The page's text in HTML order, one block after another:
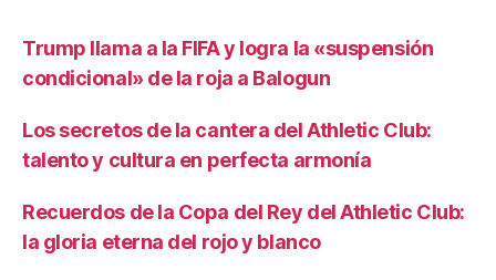
Trump llama a la FIFA y logra la «suspensión
condicional» de la roja a Balogun
Los secretos de la cantera del Athletic Club:
talento y cultura en perfecta armonía
Recuerdos de la Copa del Rey del Athletic Club:
la gloria eterna del rojo y blanco